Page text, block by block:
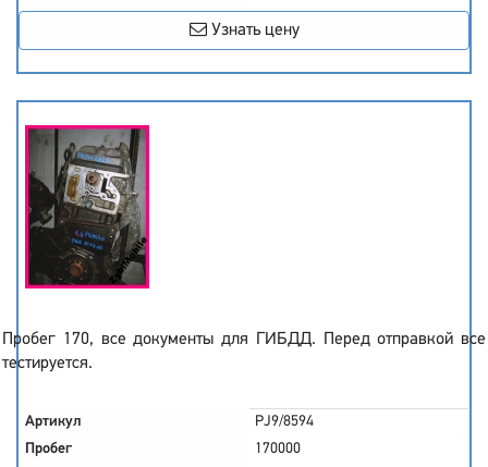
Узнать цену
Пробег 170, все документы для ГИБДД. Перед отправкой все
тестируется.
Артикул
PJ9/8594
Пробег
170000